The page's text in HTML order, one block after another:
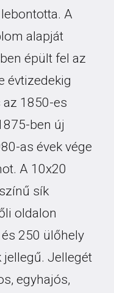
A
alapját
épült fel az
évtizedekig
1850-es
ben új
as évek vége
A 10x20
sík
oldalon
250 ülőhely
Jellegét
egyhajós,